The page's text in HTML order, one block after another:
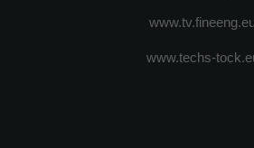
www.tv.fineeng.eu
www.techs-